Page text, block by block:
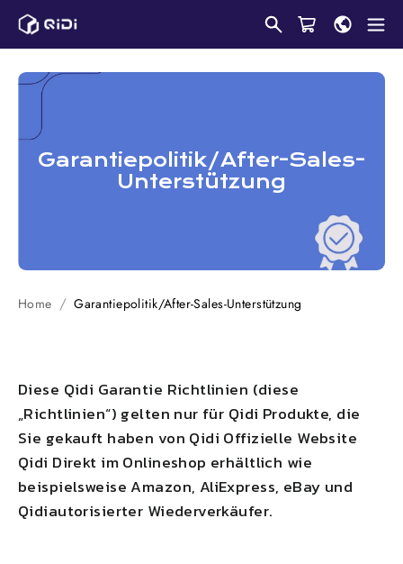
Überspringen
Sie
Inhalten
Garantiepolitik/After-Sales-
Unterstützung
Home Garantiepolitik/After-Sales-Unterstützung
Diese Qidi Garantie Richtlinien (diese
„Richtlinien“) gelten nur für Qidi Produkte, die
Sie gekauft haben von Qidi Offizielle Website
Qidi Direkt im Onlineshop erhältlich wie
beispielsweise Amazon, AliExpress, eBay und
Qidiautorisierter Wiederverkäufer.